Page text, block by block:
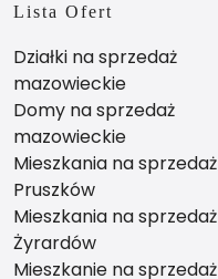
Lista Ofert
Działki na sprzedaż
mazowieckie
Domy na sprzedaż
mazowieckie
Mieszkania na sprzedaż
Pruszków
Mieszkania na sprzedaż
Żyrardów
Mieszkanie na sprzedaż